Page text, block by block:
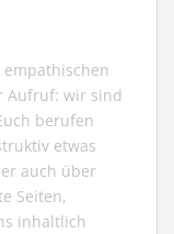
Aufruf: wir sind
berufen
etwas
auch über
Seiten,
inhaltlich